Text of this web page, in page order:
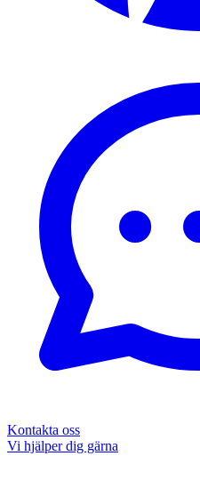
Kontakta oss
Vi hjälper dig gärna